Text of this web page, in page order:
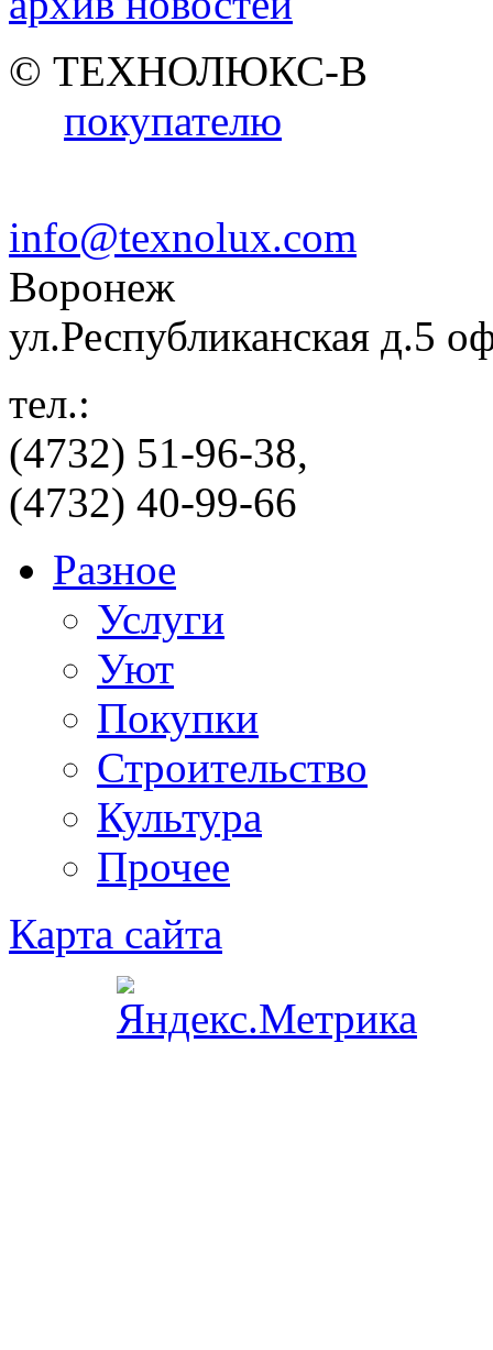
© ТЕХНОЛЮКС-В
покупателю
info@texnolux.com
Воронеж
ул.Республиканская д.5
тел.:
(4732) 51-96-38,
(4732) 40-99-66
Разное
Услуги
Уют
Покупки
Строительство
Культура
Прочее
Карта сайта